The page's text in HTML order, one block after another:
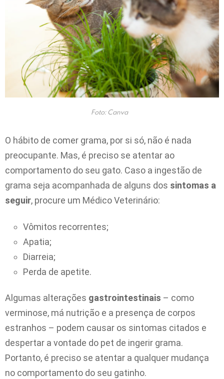
Foto: Canva
O hábito de comer grama, por si só, não é nada
preocupante. Mas, é preciso se atentar ao
comportamento do seu gato. Caso a ingestão de
grama seja acompanhada de alguns dos sintomas a
seguir, procure um Médico Veterinário:
Vômitos recorrentes;
Apatia;
Diarreia;
Perda de apetite.
Algumas alterações gastrointestinais – como
verminose, má nutrição e a presença de corpos
estranhos – podem causar os sintomas citados e
despertar a vontade do pet de ingerir grama.
Portanto, é preciso se atentar a qualquer mudança
no comportamento do seu gatinho.